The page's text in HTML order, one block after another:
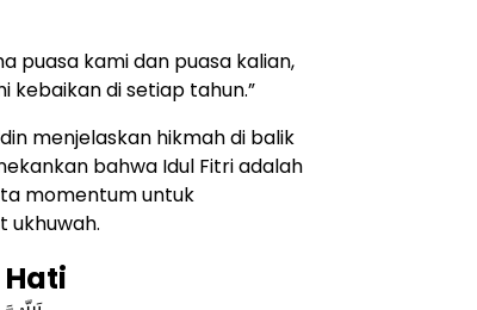
puasa kami dan puasa kalian,
kebaikan di setiap tahun.”
menjelaskan hikmah di balik
bahwa Idul Fitri adalah
momentum untuk
ukhuwah.
Hati